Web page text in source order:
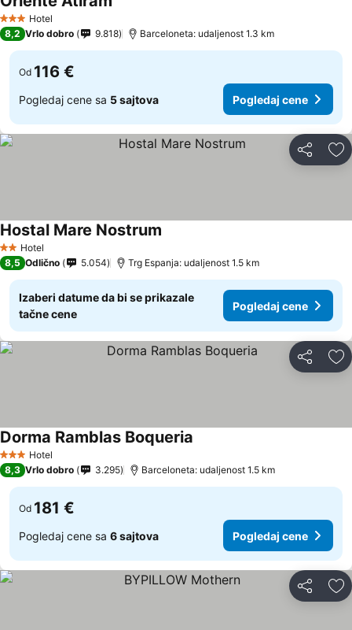
3 Zvezdice
Hotel
8,2 Vrlo dobro 9.818 Barceloneta: udaljenost 1.3 km
Od 116 €
Pogledaj cene sa 5 sajtova Pogledaj cene
Deli
2 Zvezdice
Hotel
Hostal Mare Nostrum
8,5 Odlično 5.054 Trg Espanja: udaljenost 1.5 km
Izaberi datume da bi se prikazale
tačne cene
Pogledaj cene
Deli
3 Zvezdice
Hotel
Dorma Ramblas Boqueria
8,3 Vrlo dobro 3.295 Barceloneta: udaljenost 1.5 km
Od 181 €
Pogledaj cene sa 6 sajtova Pogledaj cene
Deli